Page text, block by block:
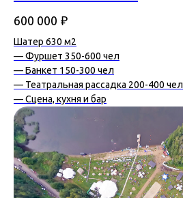
600 000 ₽
Шатер 630 м2
— Фуршет 350-600 чел
— Банкет 150-300 чел
— Театральная рассадка 200-400 чел
— Сцена, кухня и бар